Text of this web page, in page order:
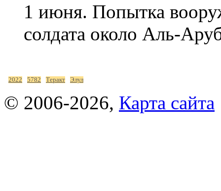
1 июня. Попытка
солдата около Аль-
2022 5782 Теракт Элул
© 2006-2026, Карта сайта